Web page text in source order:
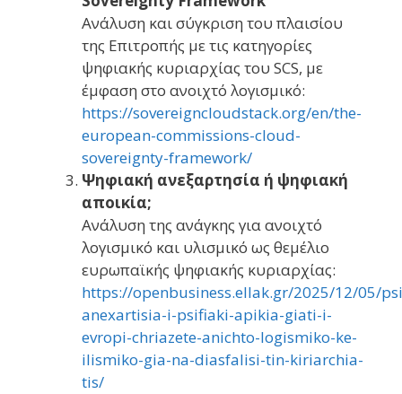
Ανάλυση και σύγκριση του πλαισίου
της Επιτροπής με τις κατηγορίες
ψηφιακής κυριαρχίας του SCS, με
έμφαση στο ανοιχτό λογισμικό:
https://sovereigncloudstack.org/en/the-
european-commissions-cloud-
sovereignty-framework/
Ψηφιακή ανεξαρτησία ή ψηφιακή
αποικία;
Ανάλυση της ανάγκης για ανοιχτό
λογισμικό και υλισμικό ως θεμέλιο
ευρωπαϊκής ψηφιακής κυριαρχίας:
https://openbusiness.ellak.gr/2025/12/05/
anexartisia-i-psifiaki-apikia-giati-i-
evropi-chriazete-anichto-logismiko-ke-
ilismiko-gia-na-diasfalisi-tin-kiriarchia-
tis/